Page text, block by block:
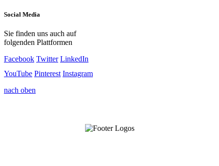
Social Media
Sie finden uns auch auf
folgenden Plattformen
Facebook Twitter LinkedIn
YouTube Pinterest Instagram
nach oben